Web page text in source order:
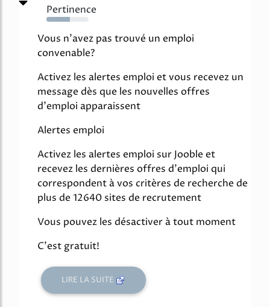
Pertinence
55%
Vous n'avez pas trouvé un emploi
convenable?
Activez les alertes emploi et vous recevez un
message dès que les nouvelles offres
d'emploi apparaissent
Alertes emploi
Activez les alertes emploi sur Jooble et
recevez les dernières offres d'emploi qui
correspondent à vos critères de recherche de
plus de 12640 sites de recrutement
Vous pouvez les désactiver à tout moment
C'est gratuit!
LIRE LA SUITE